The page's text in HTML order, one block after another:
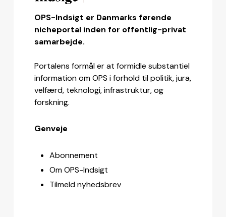
OPS-Indsigt er Danmarks førende
nicheportal inden for offentlig-privat
samarbejde.
Portalens formål er at formidle substantiel
information om OPS i forhold til politik, jura,
velfærd, teknologi, infrastruktur, og
forskning.
Genveje
Abonnement
Om OPS-Indsigt
Tilmeld nyhedsbrev